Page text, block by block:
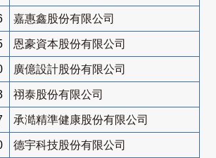
嘉惠鑫股份有限公司
恩豪資本股份有限公司
廣億設計股份有限公司
祤泰股份有限公司
承澔精準健康股份有限公司
德宇科技股份有限公司